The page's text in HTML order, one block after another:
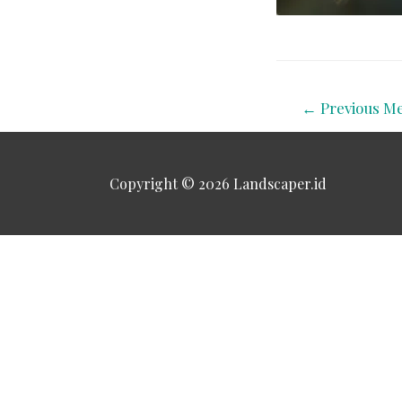
← Previous
Copyright © 2026 Landscaper.id